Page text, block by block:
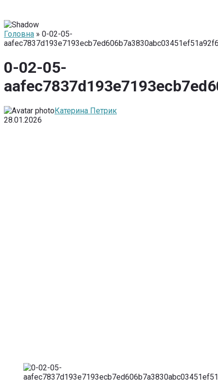
Головна » 0-02-05-
0-02-05-
Катерина Петрик
28.01.2026